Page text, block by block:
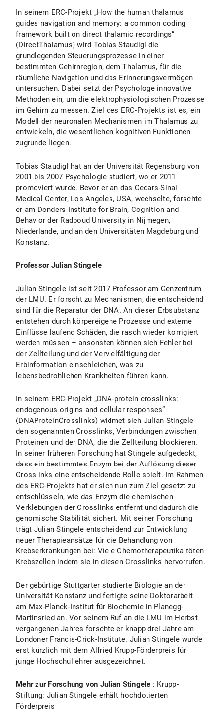
In seinem ERC-Projekt „How the human thalamus
guides navigation and memory: a common coding
framework built on direct thalamic recordings“
(DirectThalamus) wird Tobias Staudigl die
grundlegenden Steuerungsprozesse in einer
bestimmten Gehirnregion, dem Thalamus, für die
räumliche Navigation und das Erinnerungsvermögen
untersuchen. Dabei setzt der Psychologe innovative
Methoden ein, um die elektrophysiologischen Prozesse
im Gehirn zu messen. Ziel des ERC-Projekts ist es, ein
Modell der neuronalen Mechanismen im Thalamus zu
entwickeln, die wesentlichen kognitiven Funktionen
zugrunde liegen.
Tobias Staudigl hat an der Universität Regensburg von
2001 bis 2007 Psychologie studiert, wo er 2011
promoviert wurde. Bevor er an das Cedars-Sinai
Medical Center, Los Angeles, USA, wechselte, forschte
er am Donders Institute for Brain, Cognition and
Behavior der Radboud University in Nijmegen,
Niederlande, und an den Universitäten Magdeburg und
Konstanz.
Professor Julian Stingele
Julian Stingele ist seit 2017 Professor am Genzentrum
der LMU. Er forscht zu Mechanismen, die entscheidend
sind für die Reparatur der DNA. An dieser Erbsubstanz
entstehen durch körpereigene Prozesse und externe
Einflüsse laufend Schäden, die rasch wieder korrigiert
werden müssen – ansonsten können sich Fehler bei
der Zellteilung und der Vervielfältigung der
Erbinformation einschleichen, was zu
lebensbedrohlichen Krankheiten führen kann.
In seinem ERC-Projekt „DNA-protein crosslinks:
endogenous origins and cellular responses“
(DNAProteinCrosslinks) widmet sich Julian Stingele
den sogenannten Crosslinks, Verbindungen zwischen
Proteinen und der DNA, die die Zellteilung blockieren.
In seiner früheren Forschung hat Stingele aufgedeckt,
dass ein bestimmtes Enzym bei der Auflösung dieser
Crosslinks eine entscheidende Rolle spielt. Im Rahmen
des ERC-Projekts hat er sich nun zum Ziel gesetzt zu
entschlüsseln, wie das Enzym die chemischen
Verklebungen der Crosslinks entfernt und dadurch die
genomische Stabilität sichert. Mit seiner Forschung
trägt Julian Stingele entscheidend zur Entwicklung
neuer Therapieansätze für die Behandlung von
Krebserkrankungen bei: Viele Chemotherapeutika töten
Krebszellen indem sie in diesen Crosslinks hervorrufen.
Der gebürtige Stuttgarter studierte Biologie an der
Universität Konstanz und fertigte seine Doktorarbeit
am Max-Planck-Institut für Biochemie in Planegg-
Martinsried an. Vor seinem Ruf an die LMU im Herbst
vergangenen Jahres forschte er knapp drei Jahre am
Londoner Francis-Crick-Institute. Julian Stingele wurde
erst kürzlich mit dem Alfried Krupp-Förderpreis für
junge Hochschullehrer ausgezeichnet.
Mehr zur Forschung von Julian Stingele : Krupp-
Stiftung: Julian Stingele erhält hochdotierten
Förderpreis